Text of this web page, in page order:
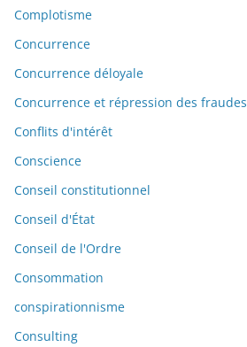
Complotisme
Concurrence
Concurrence déloyale
Concurrence et répression des fraudes
Conflits d'intérêt
Conscience
Conseil constitutionnel
Conseil d'État
Conseil de l'Ordre
Consommation
conspirationnisme
Consulting